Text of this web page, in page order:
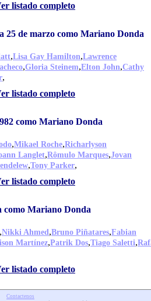
listado completo
25 de marzo como Mariano Donda
,Lisa Gay Hamilton,Lawrence
,Gloria Steinem,Elton John,Cathy
,
listado completo
como Mariano Donda
,Mikael Roche,Richarlyson
Langlet,Rômulo Marques,Jovan
,Tony Parker,
listado completo
como Mariano Donda
,Nikki Ahmed,Bruno Piñatares,Fabian
Martínez,Patrik Dos,Tiago Saletti,
listado completo
Contactenos